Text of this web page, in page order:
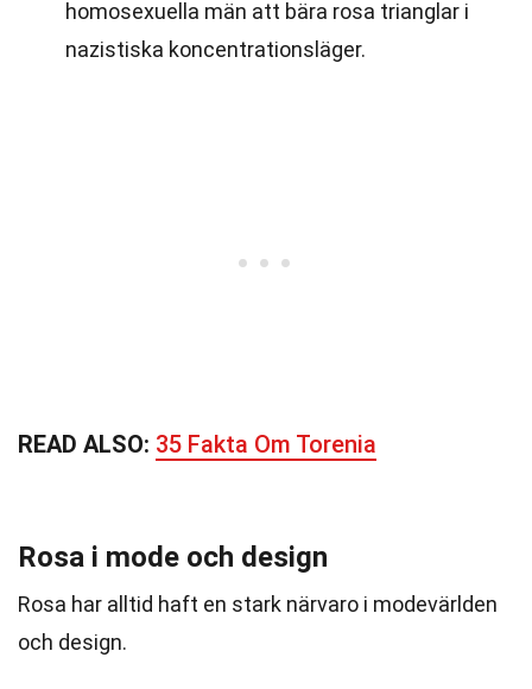
homosexuella män att bära rosa trianglar i
nazistiska koncentrationsläger.
READ ALSO: 35 Fakta Om Torenia
Rosa i mode och design
Rosa har alltid haft en stark närvaro i modevärlden
och design.